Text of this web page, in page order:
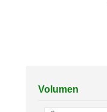
Volumen